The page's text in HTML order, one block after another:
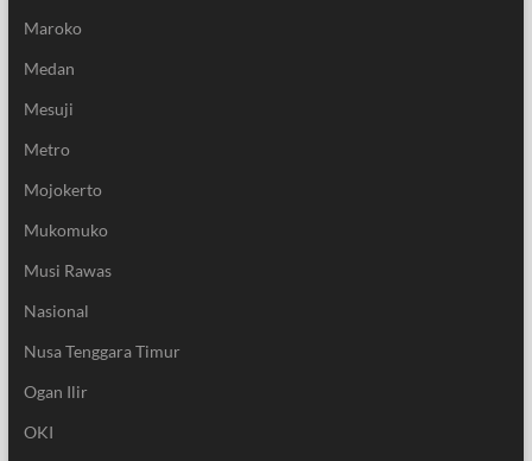
Maroko
Medan
Mesuji
Metro
Mojokerto
Mukomuko
Musi Rawas
Nasional
Nusa Tenggara Timur
Ogan Ilir
OKI